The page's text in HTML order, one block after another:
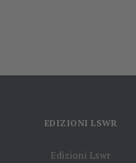
EDIZIONI LSWR
Edizioni Lswr